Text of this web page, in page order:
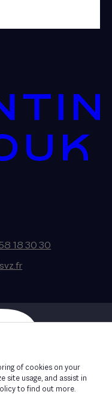
18 30 30
of cookies on your
site usage, and assist in
to find out more.